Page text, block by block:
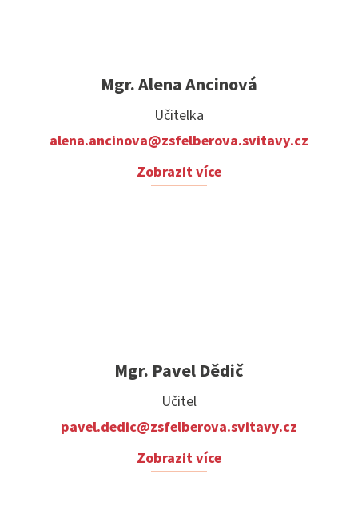
Mgr. Alena Ancinová
Učitelka
alena.ancinova@zsfelberova.svitavy.cz
Zobrazit více
Mgr. Pavel Dědič
Učitel
pavel.dedic@zsfelberova.svitavy.cz
Zobrazit více